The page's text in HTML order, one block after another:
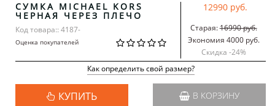
СУМКА MICHAEL KORS
ЧЕРНАЯ ЧЕРЕЗ ПЛЕЧО
Код товара:: 4187-
Оценка покупателей
12990 руб.
Старая:16990 руб.
Экономия 4000 руб.
Скидка -24%
Как определить свой размер?
КУПИТЬ В КОРЗИНУ